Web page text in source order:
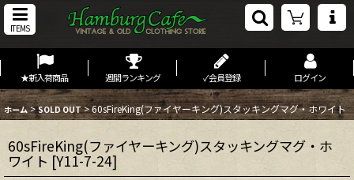
ITEMS
★新入荷商品 週間ランキング ✓会員登録 ログイン
ホーム > SOLD OUT >60sFireKing(ファイヤーキング)スタッキングマグ・ホワイト
60sFireKing(ファイヤーキング)スタッキングマグ・ホ
ワイト [Y11-7-24]